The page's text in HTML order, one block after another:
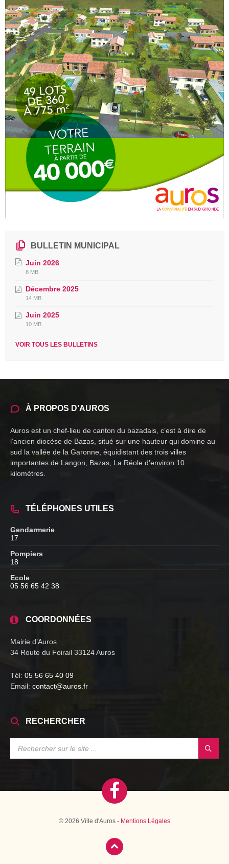
BULLETIN MUNICIPAL
Juin 2026
File
pdf
File
8 MB
Décembre 2025
File
pdf
File
14 MB
Juin 2025
File
pdf
File
10 MB
VOIR TOUS LES BULLETINS
À PROPOS D’AUROS
Auros est un chef-lieu de canton du bazadais, c’est à dire de
l’ancien diocèse de Bazas, situé sur une hauteur qui domine au
sud la vallée de la Garonne, équidistant des trois villes
importantes de Langon, Bazas, La Réole d’environ 10
kilomètres.
TÉLÉPHONES UTILES
Gendarmerie
17
Pompiers
18
Ecole
05 56 65 42 38
COORDONNÉES
Mairie d’Auros
34 Route du Foirail 33124 Auros
Tél: 05 56 65 40 09
Email: contact@auros.fr
RECHERCHER
© 2026 Ville d'Auros - Mentions Légales